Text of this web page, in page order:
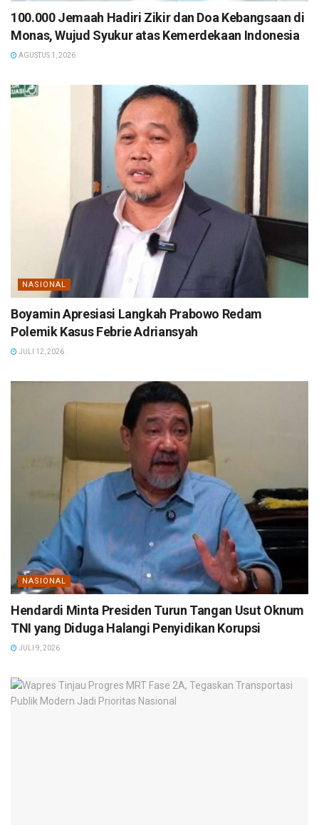
100.000 Jemaah Hadiri Zikir dan Doa Kebangsaan di
Monas, Wujud Syukur atas Kemerdekaan Indonesia
AGUSTUS 1, 2026
NASIONAL
Boyamin Apresiasi Langkah Prabowo Redam
Polemik Kasus Febrie Adriansyah
JULI 12, 2026
NASIONAL
Hendardi Minta Presiden Turun Tangan Usut Oknum
TNI yang Diduga Halangi Penyidikan Korupsi
JULI 9, 2026